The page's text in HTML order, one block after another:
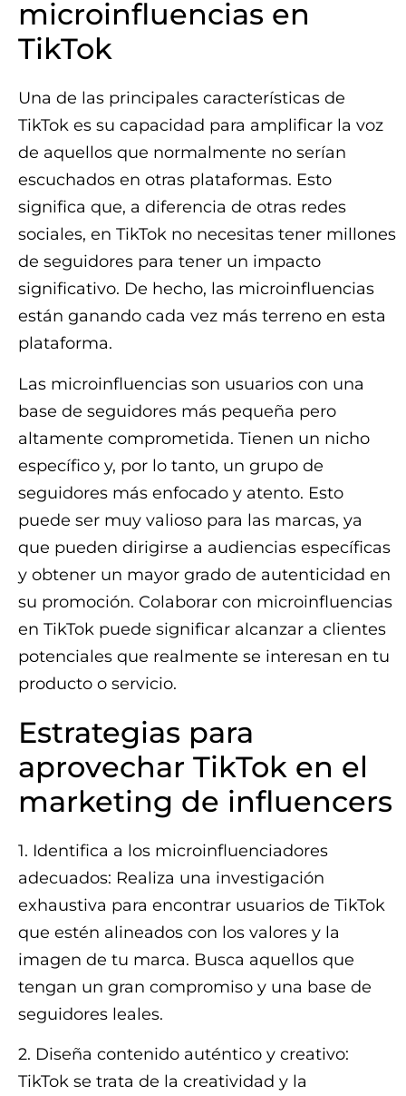
microinfluencias en
TikTok
Una de las principales características de
TikTok es su capacidad para amplificar la voz
de aquellos que normalmente no serían
escuchados en otras plataformas. Esto
significa que, a diferencia de otras redes
sociales, en TikTok no necesitas tener millones
de seguidores para tener un impacto
significativo. De hecho, las microinfluencias
están ganando cada vez más terreno en esta
plataforma.
Las microinfluencias son usuarios con una
base de seguidores más pequeña pero
altamente comprometida. Tienen un nicho
específico y, por lo tanto, un grupo de
seguidores más enfocado y atento. Esto
puede ser muy valioso para las marcas, ya
que pueden dirigirse a audiencias específicas
y obtener un mayor grado de autenticidad en
su promoción. Colaborar con microinfluencias
en TikTok puede significar alcanzar a clientes
potenciales que realmente se interesan en tu
producto o servicio.
Estrategias para
aprovechar TikTok en el
marketing de influencers
1. Identifica a los microinfluenciadores
adecuados: Realiza una investigación
exhaustiva para encontrar usuarios de TikTok
que estén alineados con los valores y la
imagen de tu marca. Busca aquellos que
tengan un gran compromiso y una base de
seguidores leales.
2. Diseña contenido auténtico y creativo:
TikTok se trata de la creatividad y la